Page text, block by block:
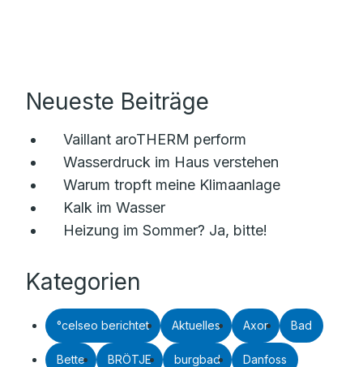
Neueste Beiträge
Vaillant aroTHERM perform
Wasserdruck im Haus verstehen
Warum tropft meine Klimaanlage
Kalk im Wasser
Heizung im Sommer? Ja, bitte!
Kategorien
°celseo berichtet Aktuelles Axor Bad
Bette BRÖTJE burgbad Danfoss